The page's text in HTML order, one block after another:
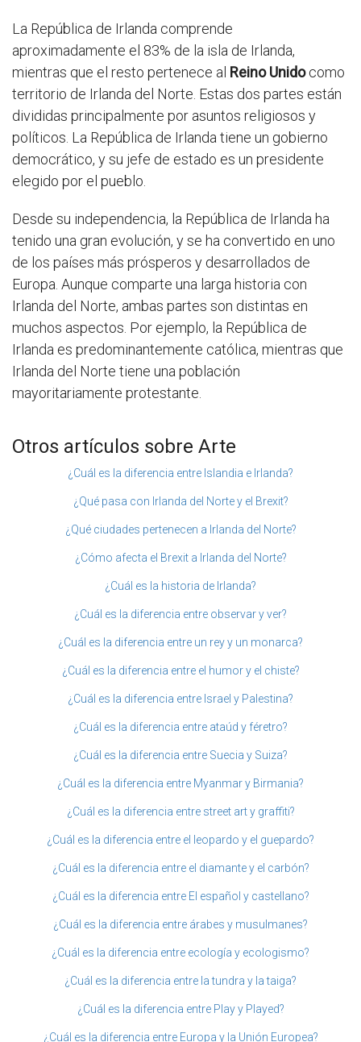
La República de Irlanda comprende
aproximadamente el 83% de la isla de Irlanda,
mientras que el resto pertenece al Reino Unidocomo
territorio de Irlanda del Norte. Estas dos partes están
divididas principalmente por asuntos religiosos y
políticos. La República de Irlanda tiene un gobierno
democrático, y su jefe de estado es un presidente
elegido por el pueblo.
Desde su independencia, la República de Irlanda ha
tenido una gran evolución, y se ha convertido en uno
de los países más prósperos y desarrollados de
Europa. Aunque comparte una larga historia con
Irlanda del Norte, ambas partes son distintas en
muchos aspectos. Por ejemplo, la República de
Irlanda es predominantemente católica, mientras que
Irlanda del Norte tiene una población
mayoritariamente protestante.
Otros artículos sobre Arte
¿Cuál es la diferencia entre Islandia e Irlanda?
¿Qué pasa con Irlanda del Norte y el Brexit?
¿Qué ciudades pertenecen a Irlanda del Norte?
¿Cómo afecta el Brexit a Irlanda del Norte?
¿Cuál es la historia de Irlanda?
¿Cuál es la diferencia entre observar y ver?
¿Cuál es la diferencia entre un rey y un monarca?
¿Cuál es la diferencia entre el humor y el chiste?
¿Cuál es la diferencia entre Israel y Palestina?
¿Cuál es la diferencia entre ataúd y féretro?
¿Cuál es la diferencia entre Suecia y Suiza?
¿Cuál es la diferencia entre Myanmar y Birmania?
¿Cuál es la diferencia entre street art y graffiti?
¿Cuál es la diferencia entre el leopardo y el guepardo?
¿Cuál es la diferencia entre el diamante y el carbón?
¿Cuál es la diferencia entre El español y castellano?
¿Cuál es la diferencia entre árabes y musulmanes?
¿Cuál es la diferencia entre ecología y ecologismo?
¿Cuál es la diferencia entre la tundra y la taiga?
¿Cuál es la diferencia entre Play y Played?
¿Cuál es la diferencia entre Europa y la Unión Europea?